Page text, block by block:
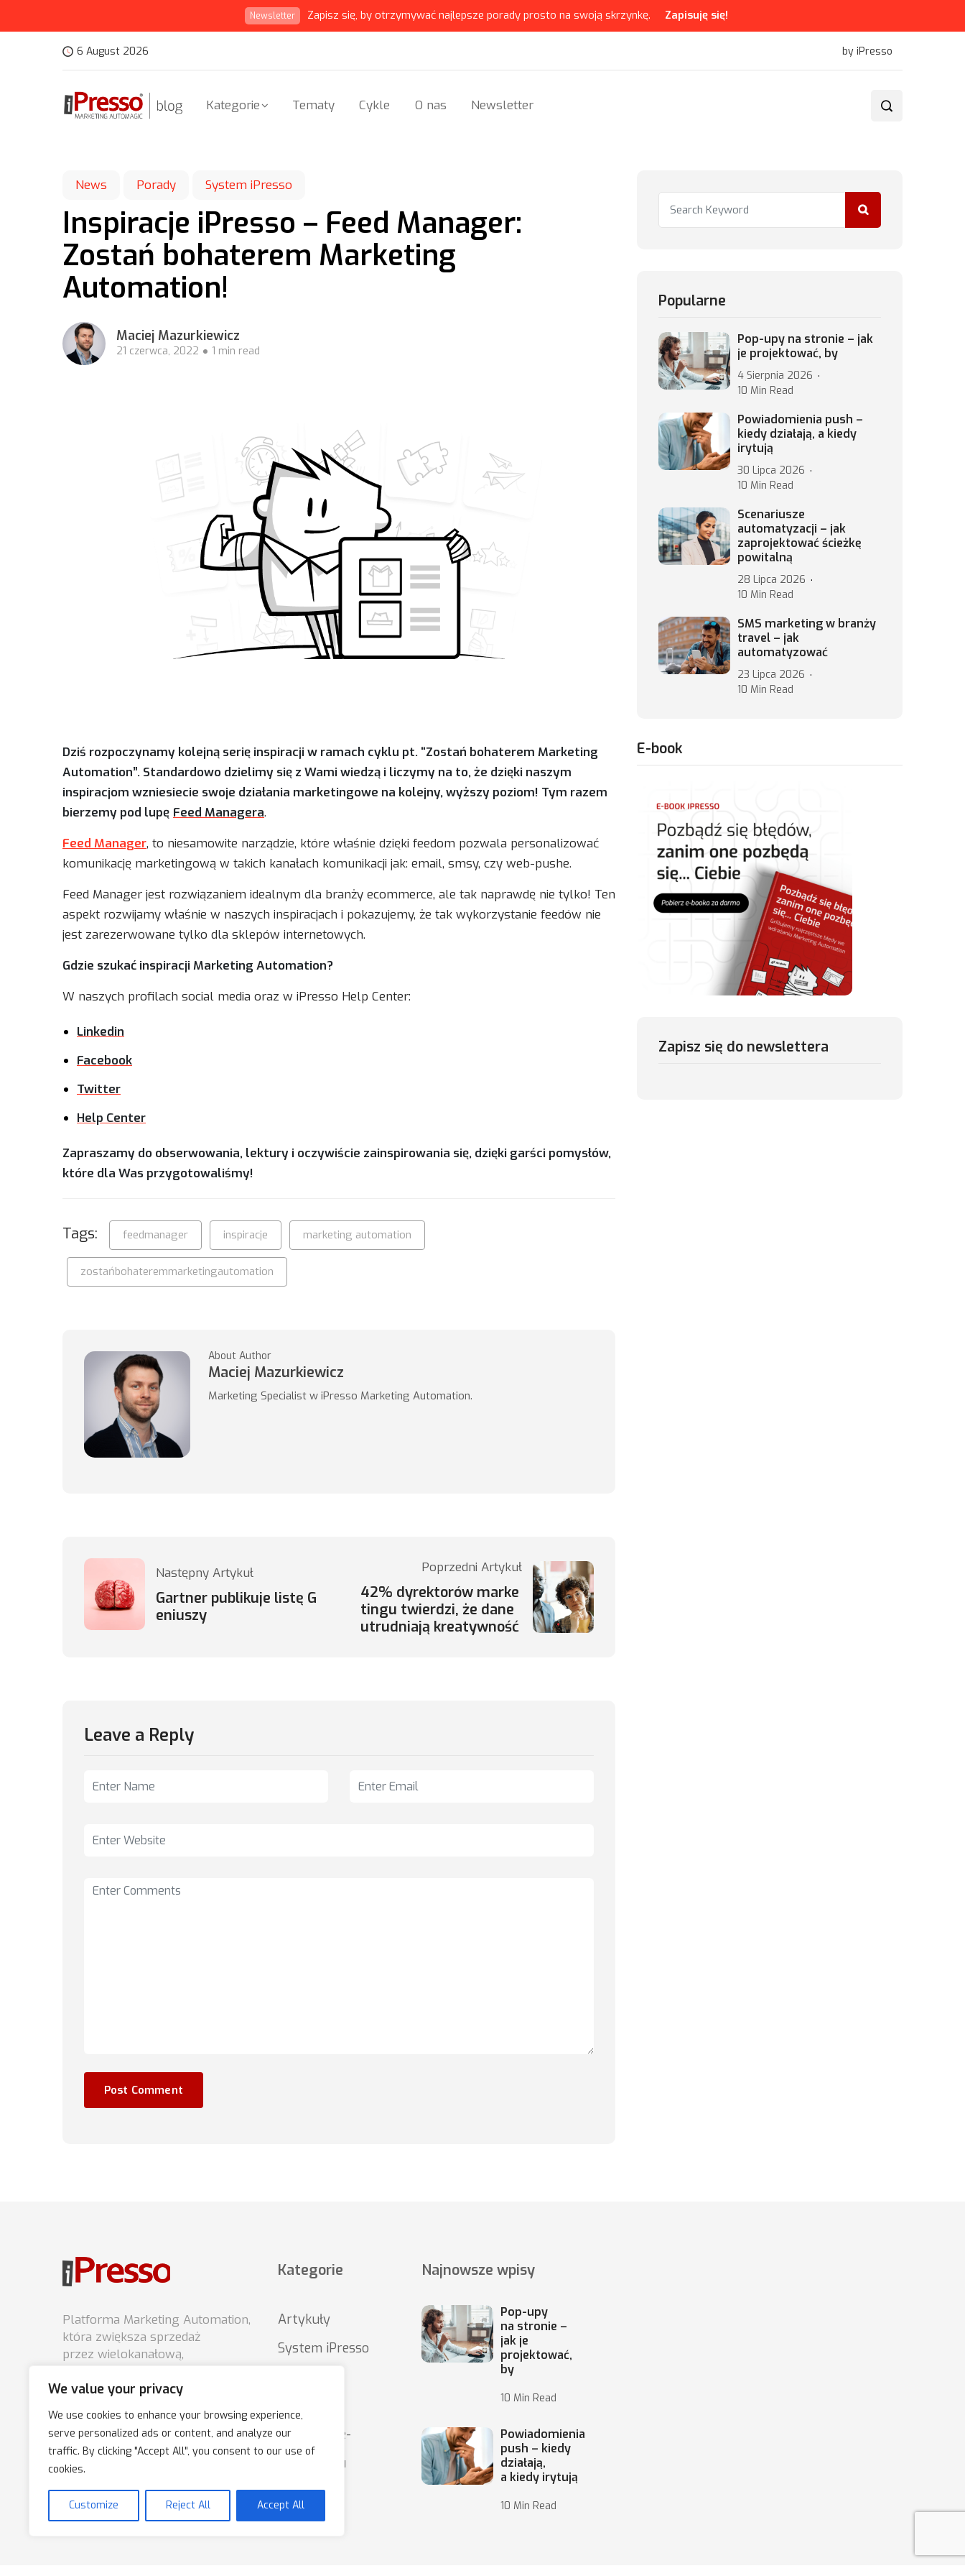
We value your privacy
We use cookies to enhance your browsing experience,
serve personalized ads or content, and analyze our
traffic. By clicking "Accept All", you consent to our use of
cookies.
Customize Reject All Accept All
Newsletter Zapisz się, by otrzymywać najlepsze porady prosto na swoją skrzynkę. Zapisuję się!
6 August 2026 by iPresso
Kategorie Tematy Cykle O nas Newsletter
News Porady System iPresso
Inspiracje iPresso – Feed Manager:
Zostań bohaterem Marketing
Automation!
Maciej Mazurkiewicz
21 czerwca, 2022 1 min read
Dziś rozpoczynamy kolejną serię inspiracji w ramach cyklu pt. “Zostań bohaterem Marketing
Automation”. Standardowo dzielimy się z Wami wiedzą i liczymy na to, że dzięki naszym
inspiracjom wzniesiecie swoje działania marketingowe na kolejny, wyższy poziom! Tym razem
bierzemy pod lupę Feed Managera.
Feed Manager, to niesamowite narządzie, które właśnie dzięki feedom pozwala personalizować
komunikację marketingową w takich kanałach komunikacji jak: email, smsy, czy web-pushe.
Feed Manager jest rozwiązaniem idealnym dla branży ecommerce, ale tak naprawdę nie tylko! Ten
aspekt rozwijamy właśnie w naszych inspiracjach i pokazujemy, że tak wykorzystanie feedów nie
jest zarezerwowane tylko dla sklepów internetowych.
Gdzie szukać inspiracji Marketing Automation?
W naszych profilach social media oraz w iPresso Help Center:
Linkedin
Facebook
Twitter
Help Center
Zapraszamy do obserwowania, lektury i oczywiście zainspirowania się, dzięki garści pomysłów,
które dla Was przygotowaliśmy!
Tags: feedmanager inspiracje marketing automation
zostańbohateremmarketingautomation
About Author
Maciej Mazurkiewicz
Marketing Specialist w iPresso Marketing Automation.
Następny Artykuł
Gartner publikuje listę G
eniuszy
Poprzedni Artykuł
42% dyrektorów marke
tingu twierdzi, że dane
utrudniają kreatywność
Leave a Reply
Popularne
Pop-upy na stronie – jak
je projektować, by
4 Sierpnia 2026
10 Min Read
Powiadomienia push –
kiedy działają, a kiedy
irytują
30 Lipca 2026
10 Min Read
Scenariusze
automatyzacji – jak
zaprojektować ścieżkę
powitalną
28 Lipca 2026
10 Min Read
SMS marketing w branży
travel – jak
automatyzować
23 Lipca 2026
10 Min Read
E-book
Zapisz się do newslettera
Platforma Marketing Automation,
która zwiększa sprzedaż
przez wielokanałową,
z klientami.
Kategorie
Artykuły
System iPresso
Podstawy e-
marketingu
Najnowsze wpisy
Pop-upy
na stronie –
jak je
projektować,
by
10 Min Read
Powiadomienia
push – kiedy
działają,
a kiedy irytują
10 Min Read